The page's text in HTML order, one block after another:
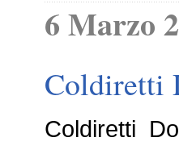
6 Marzo
Coldiretti
Coldiretti